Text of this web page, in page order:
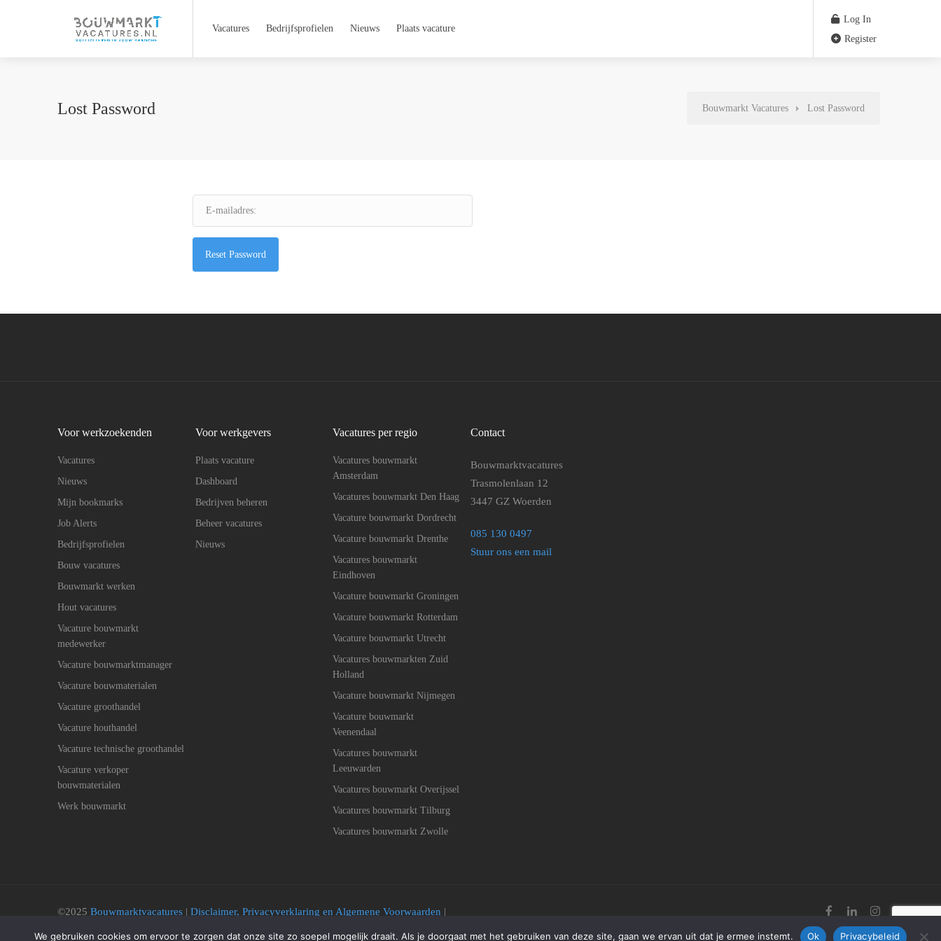
Vacatures Bedrijfsprofielen Nieuws Plaats vacature
Log In
Register
Lost Password Bouwmarkt Vacatures Lost Password
Voor werkzoekenden
Vacatures
Nieuws
Mijn bookmarks
Job Alerts
Bedrijfsprofielen
Bouw vacatures
Bouwmarkt werken
Hout vacatures
Vacature bouwmarkt
medewerker
Vacature bouwmarktmanager
Vacature bouwmaterialen
Vacature groothandel
Vacature houthandel
Vacature technische groothandel
Vacature verkoper
bouwmaterialen
Werk bouwmarkt
Voor werkgevers
Plaats vacature
Dashboard
Bedrijven beheren
Beheer vacatures
Nieuws
Vacatures per regio
Vacatures bouwmarkt
Amsterdam
Vacatures bouwmarkt Den Haag
Vacature bouwmarkt Dordrecht
Vacature bouwmarkt Drenthe
Vacatures bouwmarkt
Eindhoven
Vacature bouwmarkt Groningen
Vacature bouwmarkt Rotterdam
Vacature bouwmarkt Utrecht
Vacatures bouwmarkten Zuid
Holland
Vacature bouwmarkt Nijmegen
Vacature bouwmarkt
Veenendaal
Vacatures bouwmarkt
Leeuwarden
Vacatures bouwmarkt Overijssel
Vacatures bouwmarkt Tilburg
Vacatures bouwmarkt Zwolle
Contact
Bouwmarktvacatures
Trasmolenlaan 12
3447 GZ Woerden
085 130 0497
Stuur ons een mail
©2025 Bouwmarktvacatures | Disclaimer, Privacyverklaring en Algemene Voorwaarden |
Cookie beleid
We gebruiken cookies om ervoor te zorgen dat onze site zo soepel mogelijk draait. Als je doorgaat met het gebruiken van deze site, gaan we ervan uit dat je ermee instemt. Ok Privacybeleid